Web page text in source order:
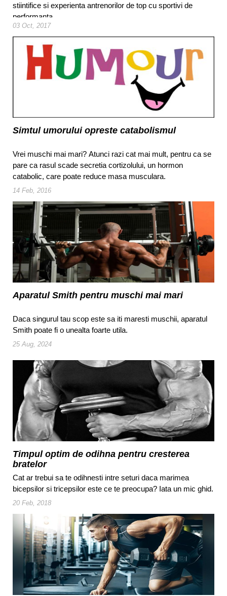
stiintifice si experienta antrenorilor de top cu sportivi de
performanta.
03 Oct, 2017
Simtul umorului opreste catabolismul
Vrei muschi mai mari? Atunci razi cat mai mult, pentru ca se
pare ca rasul scade secretia cortizolului, un hormon
catabolic, care poate reduce masa musculara.
14 Feb, 2016
Aparatul Smith pentru muschi mai mari
Daca singurul tau scop este sa iti maresti muschii, aparatul
Smith poate fi o unealta foarte utila.
25 Aug, 2024
Timpul optim de odihna pentru cresterea
bratelor
Cat ar trebui sa te odihnesti intre seturi daca marimea
bicepsilor si tricepsilor este ce te preocupa? Iata un mic ghid.
20 Feb, 2018